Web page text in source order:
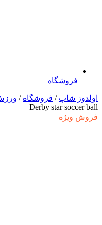
فروشگاه
اولدوز شاپ / فروشگاه /
Derby star soccer ball
فروش ویژه